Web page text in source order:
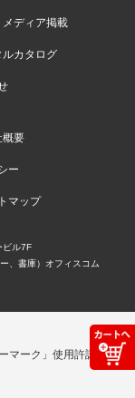
メディア掲載
ルカタログ
概要
ー
マップ
ビル7F
、書庫）オフィスコム
マーク」使用許諾事